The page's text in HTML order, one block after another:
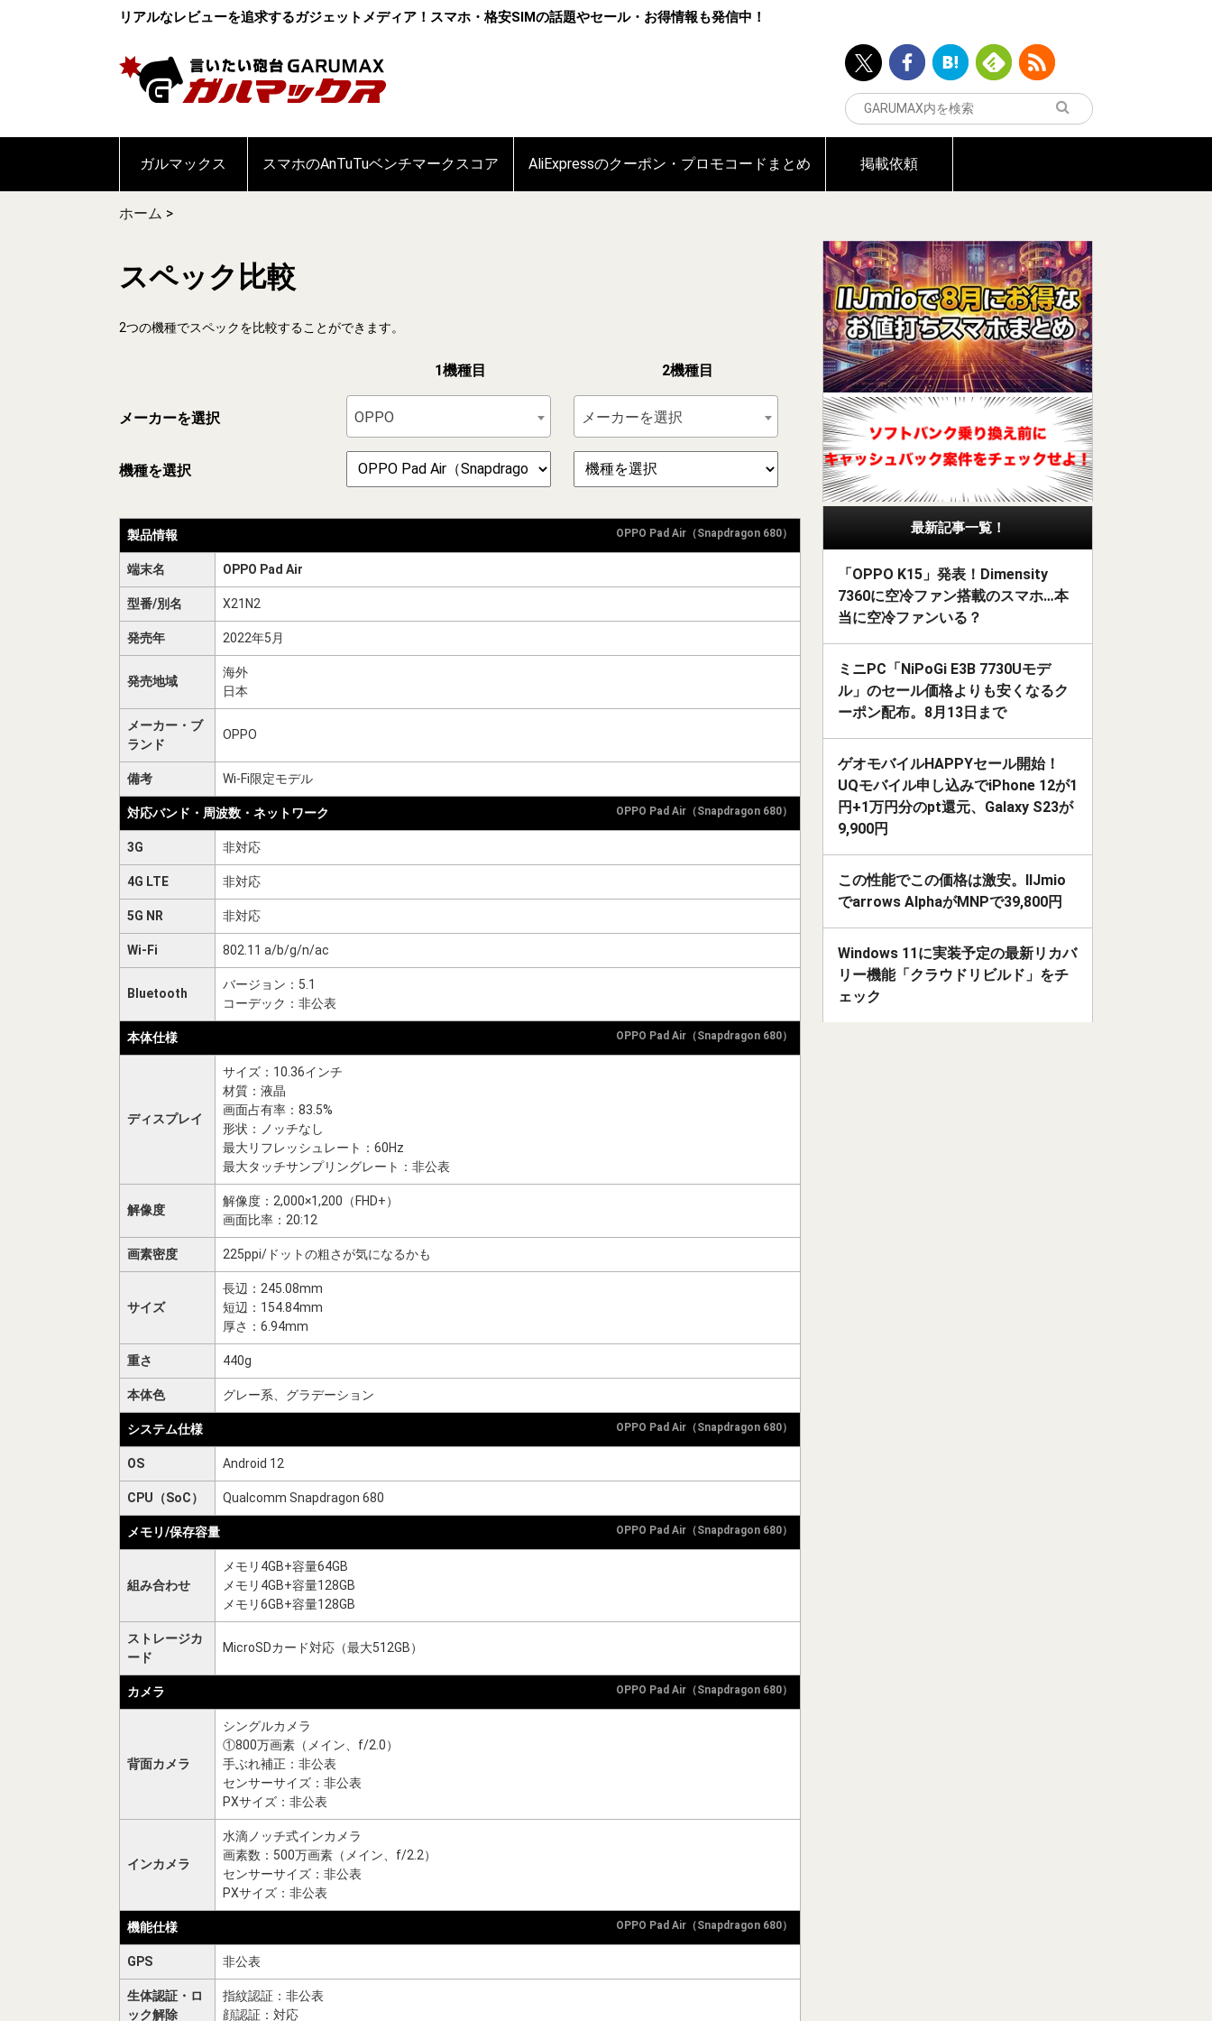
リアルなレビューを追求するガジェットメディア！スマホ・格安SIMの話題やセール・お得情報も発信中！
ガルマックス スマホのAnTuTuベンチマークスコア AliExpressのクーポン・プロモコードまとめ 掲載依頼
ホーム >
スペック比較
2つの機種でスペックを比較することができます。
1機種目 2機種目
メーカーを選択 OPPO メーカーを選択
機種を選択
製品情報 OPPO Pad Air（Snapdragon 680）
端末名 OPPO Pad Air
型番/別名 X21N2
発売年 2022年5月
発売地域
海外
日本
メーカー・ブ
ランド
OPPO
備考 Wi-Fi限定モデル
対応バンド・周波数・ネットワーク OPPO Pad Air（Snapdragon 680）
3G 非対応
4G LTE 非対応
5G NR 非対応
Wi-Fi 802.11 a/b/g/n/ac
Bluetooth
バージョン：5.1
コーデック：非公表
本体仕様 OPPO Pad Air（Snapdragon 680）
ディスプレイ
サイズ：10.36インチ
材質：液晶
画面占有率：83.5%
形状：ノッチなし
最大リフレッシュレート：60Hz
最大タッチサンプリングレート：非公表
解像度
解像度：2,000×1,200（FHD+）
画面比率：20:12
画素密度 225ppi/ドットの粗さが気になるかも
サイズ
長辺：245.08mm
短辺：154.84mm
厚さ：6.94mm
重さ 440g
本体色 グレー系、グラデーション
システム仕様 OPPO Pad Air（Snapdragon 680）
OS Android 12
CPU（SoC） Qualcomm Snapdragon 680
メモリ/保存容量 OPPO Pad Air（Snapdragon 680）
組み合わせ
メモリ4GB+容量64GB
メモリ4GB+容量128GB
メモリ6GB+容量128GB
ストレージカ
ード
MicroSDカード対応（最大512GB）
カメラ OPPO Pad Air（Snapdragon 680）
背面カメラ
シングルカメラ
①800万画素（メイン、f/2.0）
手ぶれ補正：非公表
センサーサイズ：非公表
PXサイズ：非公表
インカメラ
水滴ノッチ式インカメラ
画素数：500万画素（メイン、f/2.2）
センサーサイズ：非公表
PXサイズ：非公表
機能仕様 OPPO Pad Air（Snapdragon 680）
GPS 非公表
生体認証・ロ
ック解除
指紋認証：非公表
顔認証：対応
最新記事一覧！
「OPPO K15」発表！Dimensity
7360に空冷ファン搭載のスマホ…本
当に空冷ファンいる？
ミニPC「NiPoGi E3B 7730Uモデ
ル」のセール価格よりも安くなるク
ーポン配布。8月13日まで
ゲオモバイルHAPPYセール開始！
UQモバイル申し込みでiPhone 12が1
円+1万円分のpt還元、Galaxy S23が
9,900円
この性能でこの価格は激安。IIJmio
でarrows AlphaがMNPで39,800円
Windows 11に実装予定の最新リカバ
リー機能「クラウドリビルド」をチ
ェック